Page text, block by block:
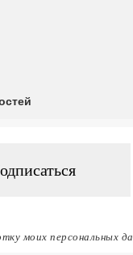
моих персональных